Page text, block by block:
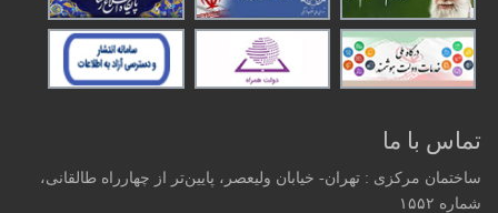
تماس با ما
ساختمان مرکزی : تهران- خیابان ولیعصر، پایین‌تر از چهارراه طالقانی،
شماره ۱۵۵۲